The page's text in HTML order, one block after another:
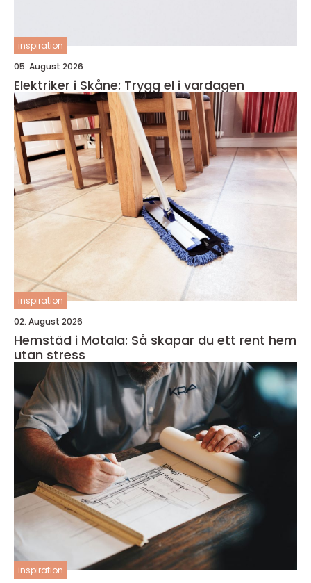
inspiration
05. August 2026
Elektriker i Skåne: Trygg el i vardagen
inspiration
02. August 2026
Hemstäd i Motala: Så skapar du ett rent hem
utan stress
inspiration